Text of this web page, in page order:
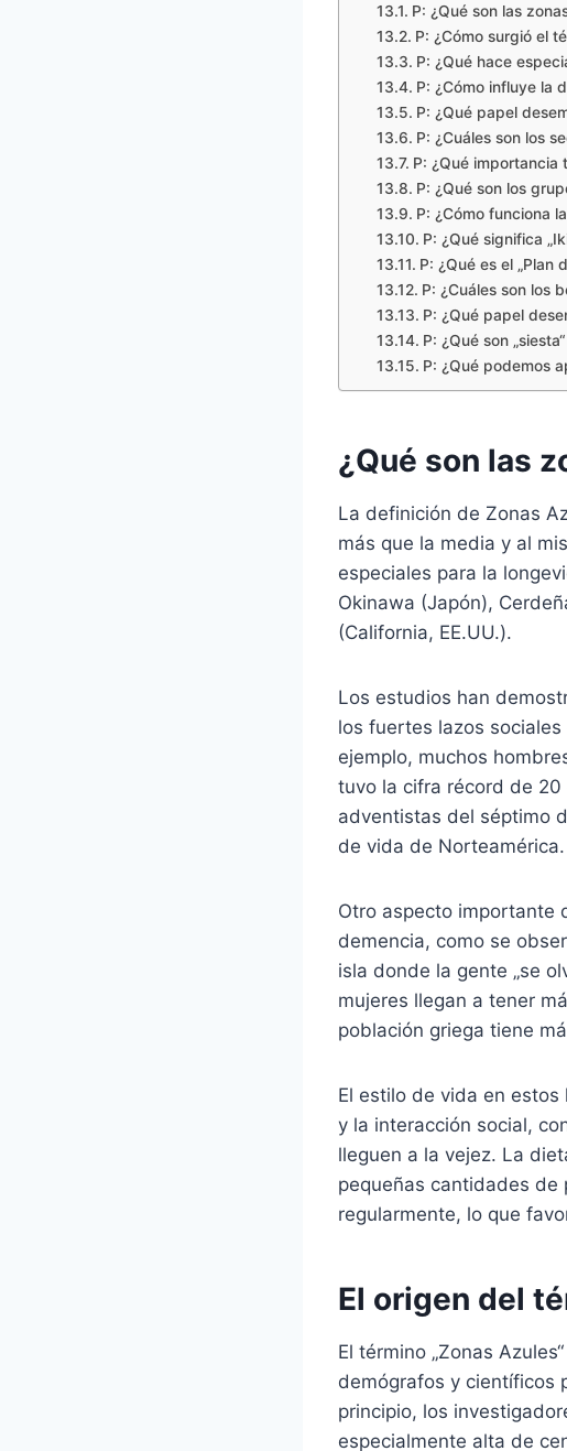
P: ¿Qué son las
P: ¿Cómo surgió el
P: ¿Qué hace
P: ¿Cómo influye la
P: ¿Qué papel
P: ¿Cuáles son los
P: ¿Qué importancia
P: ¿Qué son los
P: ¿Cómo funciona
P: ¿Qué significa
P: ¿Qué es el „Plan
P: ¿Cuáles son los
P: ¿Qué papel
P: ¿Qué son
P: ¿Qué podemos
¿Qué son las
La definición de Zonas
más que la media y al
especiales para la
Okinawa (Japón),
(California, EE.UU.).
Los estudios han
los fuertes lazos
ejemplo, muchos
tuvo la cifra récord de
adventistas del séptimo
de vida de Norteamérica.
Otro aspecto importante
demencia, como se
isla donde la gente „se
mujeres llegan a tener
población griega tiene
El estilo de vida en
y la interacción social,
lleguen a la vejez. La
pequeñas cantidades de
regularmente, lo que
El origen del
El término „Zonas
demógrafos y científicos
principio, los
especialmente alta de